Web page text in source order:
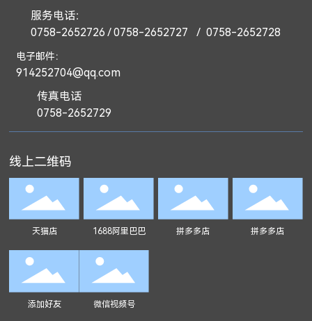
服务电话：
0758-2652726 /0758-2652727 /0758-2652728
电子邮件：
914252704@qq.com
传真电话
0758-2652729
线上二维码
天猫店 1688阿里巴巴 拼多多店 拼多多店
添加好友 微信视频号